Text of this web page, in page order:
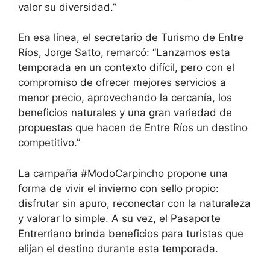
valor su diversidad.”
En esa línea, el secretario de Turismo de Entre
Ríos, Jorge Satto, remarcó: “Lanzamos esta
temporada en un contexto difícil, pero con el
compromiso de ofrecer mejores servicios a
menor precio, aprovechando la cercanía, los
beneficios naturales y una gran variedad de
propuestas que hacen de Entre Ríos un destino
competitivo.”
La campaña #ModoCarpincho propone una
forma de vivir el invierno con sello propio:
disfrutar sin apuro, reconectar con la naturaleza
y valorar lo simple. A su vez, el Pasaporte
Entrerriano brinda beneficios para turistas que
elijan el destino durante esta temporada.